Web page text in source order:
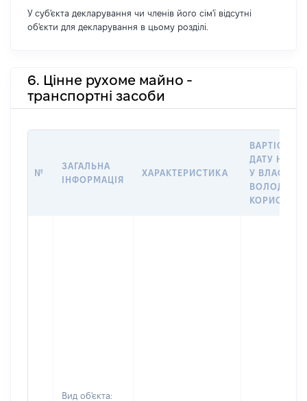
У суб'єкта декларування чи членів його сім'ї відсутні
об'єкти для декларування в цьому розділі.
6. Цінне рухоме майно -
транспортні засоби
№
ЗАГАЛЬНА
ІНФОРМАЦІЯ
ХАРАКТЕРИСТИКА
ВАРТІСТЬ
ДАТУ
У
Вид об'єкта: